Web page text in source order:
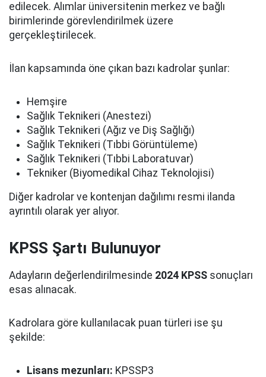
edilecek. Alımlar üniversitenin merkez ve bağlı
birimlerinde görevlendirilmek üzere
gerçekleştirilecek.
İlan kapsamında öne çıkan bazı kadrolar şunlar:
Hemşire
Sağlık Teknikeri (Anestezi)
Sağlık Teknikeri (Ağız ve Diş Sağlığı)
Sağlık Teknikeri (Tıbbi Görüntüleme)
Sağlık Teknikeri (Tıbbi Laboratuvar)
Tekniker (Biyomedikal Cihaz Teknolojisi)
Diğer kadrolar ve kontenjan dağılımı resmi ilanda
ayrıntılı olarak yer alıyor.
KPSS Şartı Bulunuyor
Adayların değerlendirilmesinde 2024 KPSS sonuçları
esas alınacak.
Kadrolara göre kullanılacak puan türleri ise şu
şekilde:
Lisans mezunları: KPSSP3